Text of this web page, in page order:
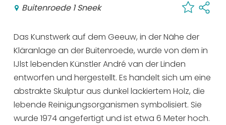
Sehenswürdigkeiten
Buitenroede 1 Sneek
Das Kunstwerk auf dem Geeuw, in der Nähe der
Kläranlage an der Buitenroede, wurde von dem in
IJlst lebenden Künstler André van der Linden
entworfen und hergestellt. Es handelt sich um eine
abstrakte Skulptur aus dunkel lackiertem Holz, die
lebende Reinigungsorganismen symbolisiert. Sie
wurde 1974 angefertigt und ist etwa 6 Meter hoch.